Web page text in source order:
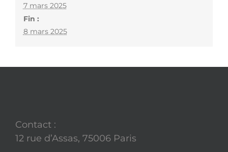
7 mars 2025
Fin :
8 mars 2025
Contact :
12 rue d’Assas, 75006 Paris